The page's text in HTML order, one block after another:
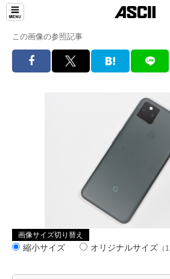
この画像の参照記事
画像サイズ切り替え
縮小サイズ オリジナルサイズ